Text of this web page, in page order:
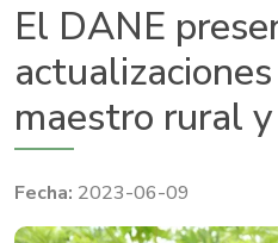
El DANE
maestro rural
2023-06-09